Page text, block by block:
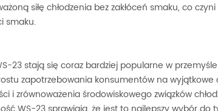
siłę chłodzenia bez zakłóceń smaku, co
smaku.
23 stają się coraz bardziej popularne w
zapotrzebowania konsumentów na wyjątkowe
i zrównoważenia środowiskowego związków